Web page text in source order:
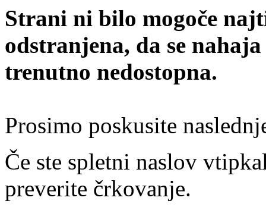
Strani ni bilo mogoče
odstranjena, da se
trenutno nedostopna.
Prosimo poskusite
Če ste spletni naslov
preverite črkovanje.